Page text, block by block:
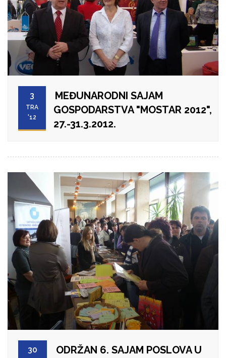
3
TRA
'12
MEĐUNARODNI SAJAM
GOSPODARSTVA "MOSTAR 2012",
27.-31.3.2012.
30 ODRŽAN 6. SAJAM POSLOVA U